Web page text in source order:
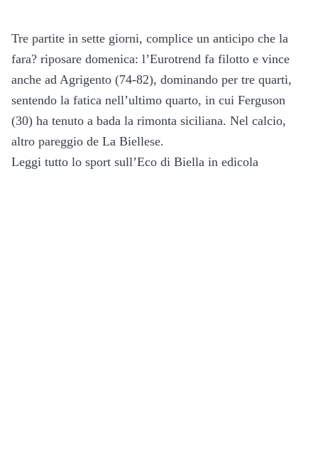
Tre partite in sette giorni, complice un anticipo che la
fara? riposare domenica: l’Eurotrend fa filotto e vince
anche ad Agrigento (74-82), dominando per tre quarti,
sentendo la fatica nell’ultimo quarto, in cui Ferguson
(30) ha tenuto a bada la rimonta siciliana. Nel calcio,
altro pareggio de La Biellese.
Leggi tutto lo sport sull’Eco di Biella in edicola